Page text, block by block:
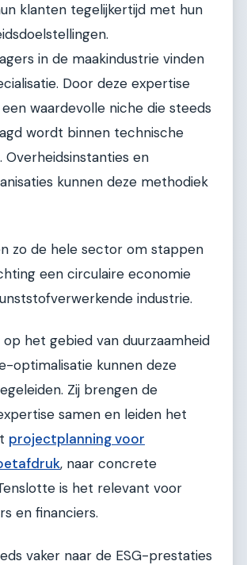
klanten tegelijkertijd met hun
in de maakindustrie vinden
Door deze expertise
waardevolle niche die steeds
wordt binnen technische
Overheidsinstanties en
kunnen deze methodiek
zo de hele sector om stappen
een circulaire economie
industrie.
het gebied van duurzaamheid
optimalisatie kunnen deze
Zij brengen de
samen en leiden het
projectplanning voor
, naar concrete
is het relevant voor
en financiers.
vaker naar de ESG-prestaties